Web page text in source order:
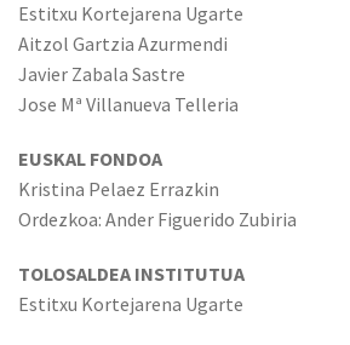
Estitxu Kortejarena Ugarte
Aitzol Gartzia Azurmendi
Javier Zabala Sastre
Jose Mª Villanueva Telleria
EUSKAL FONDOA
Kristina Pelaez Errazkin
Ordezkoa: Ander Figuerido Zubiria
TOLOSALDEA INSTITUTUA
Estitxu Kortejarena Ugarte